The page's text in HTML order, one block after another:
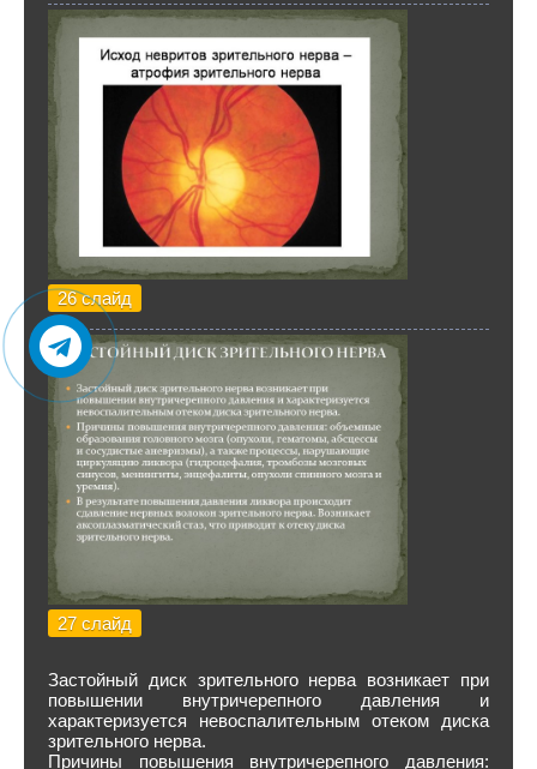
26 слайд
27 слайд
Застойный диск зрительного нерва возникает при
повышении внутричерепного давления и
характеризуется невоспалительным отеком диска
зрительного нерва.
Причины повышения внутричерепного давления: